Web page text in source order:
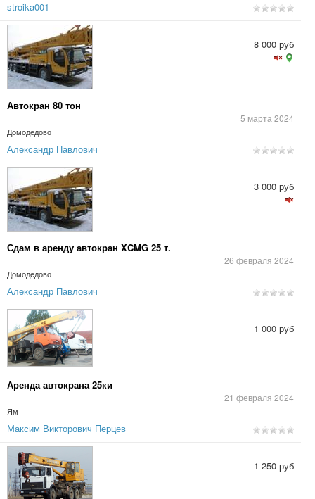
stroika001
Автокран 80 тон
5 марта 2024
Домодедово
8 000 руб
Александр Павлович
Сдам в аренду автокран XCMG 25 т.
26 февраля 2024
Домодедово
3 000 руб
Александр Павлович
Аренда автокрана 25ки
21 февраля 2024
Ям
1 000 руб
Максим Викторович Перцев
1 250 руб